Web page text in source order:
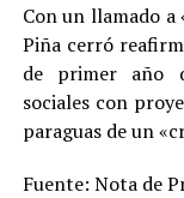
Con un llamado
Piña cerró
de primer año
sociales con
paraguas de un
Fuente: Nota de